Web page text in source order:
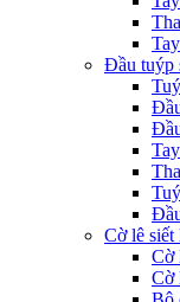
Đầu tuýp
Cờ lê siết
Cờ
Cờ